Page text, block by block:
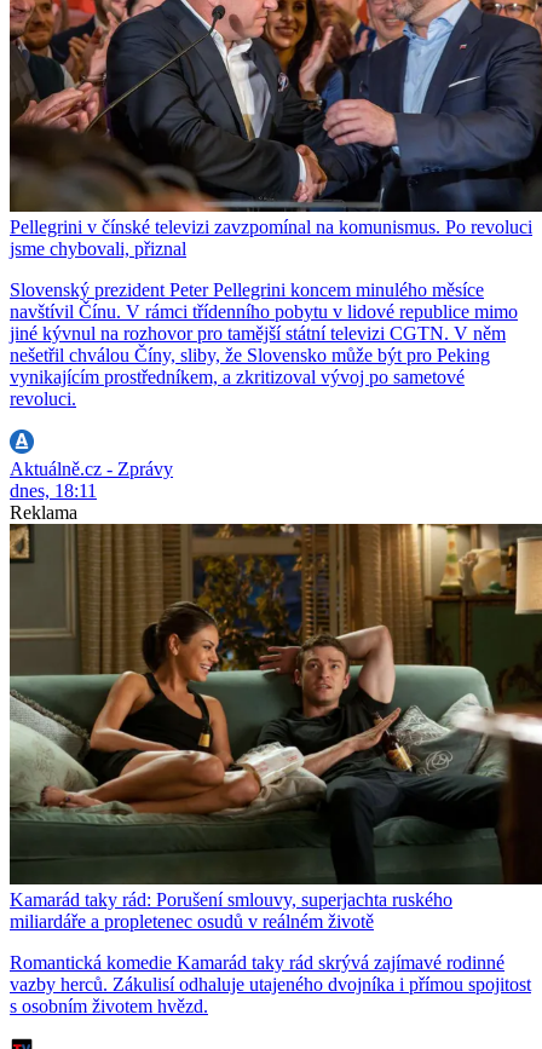
Pellegrini v čínské televizi zavzpomínal na komunismus. Po revoluci
jsme chybovali, přiznal
Slovenský prezident Peter Pellegrini koncem minulého měsíce
navštívil Čínu. V rámci třídenního pobytu v lidové republice mimo
jiné kývnul na rozhovor pro tamější státní televizi CGTN. V něm
nešetřil chválou Číny, sliby, že Slovensko může být pro Peking
vynikajícím prostředníkem, a zkritizoval vývoj po sametové
revoluci.
Aktuálně.cz - Zprávy
dnes, 18:11
Reklama
Kamarád taky rád: Porušení smlouvy, superjachta ruského
miliardáře a propletenec osudů v reálném životě
Romantická komedie Kamarád taky rád skrývá zajímavé rodinné
vazby herců. Zákulisí odhaluje utajeného dvojníka i přímou spojitost
s osobním životem hvězd.